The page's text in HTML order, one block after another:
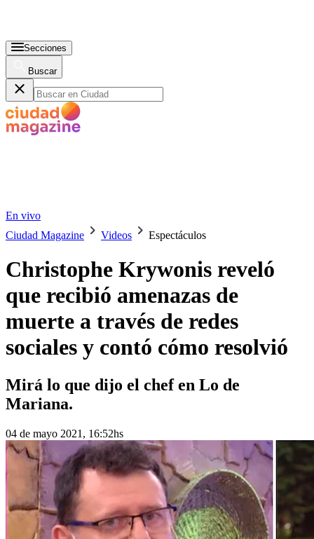
Secciones
Buscar
En vivo
Ciudad Magazine
Videos Espectáculos
Christophe Krywonis reveló
que recibió amenazas de
muerte a través de redes
sociales y contó cómo resolvió
Mirá lo que dijo el chef en Lo de
Mariana.
04 de mayo 2021, 16:52hs